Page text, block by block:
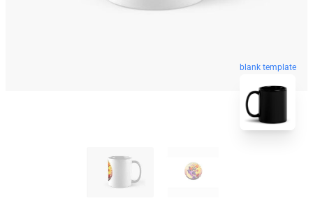
blank template